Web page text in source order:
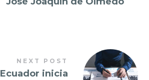
NEXT POST
Ecuador inicia